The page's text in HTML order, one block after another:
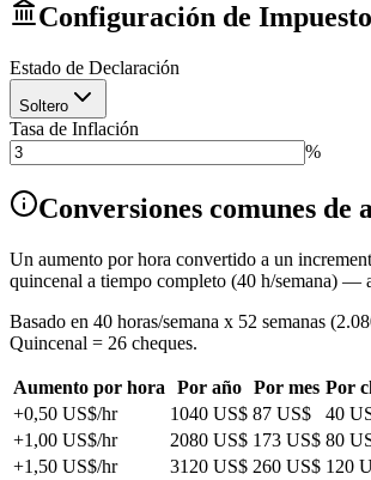
Configuración de
Estado de Declaración
Soltero
Tasa de Inflación
%
Conversiones comunes de
Un aumento por hora convertido a un
quincenal a tiempo completo (40 h/semana) —
Basado en 40 horas/semana x 52 semanas
Quincenal = 26 cheques.
Aumento por hora Por año Por mes Por
+0,50 US$/hr
1040 US$ 87 US$
40
+1,00 US$/hr
2080 US$ 173 US$ 80
+1,50 US$/hr
3120 US$ 260 US$ 120